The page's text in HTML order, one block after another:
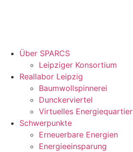
Über SPARCS
Leipziger Konsortium
Reallabor Leipzig
Baumwollspinnerei
Dunckerviertel
Virtuelles Energiequartier
Schwerpunkte
Erneuerbare Energien
Energieeinsparung